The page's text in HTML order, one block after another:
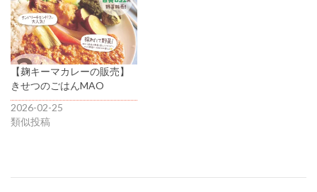
【麹キーマカレーの販売】
きせつのごはんMAO
2026-02-25
類似投稿